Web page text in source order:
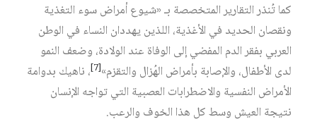
كما تُنذر التقارير المتخصصة بـ «شيوع أمراض سوء التغذية
ونقصان الحديد في الأغذية، اللذين يهددان النساء في الوطن
العربي بفقر الدم المفضي إلى الوفاة عند الولادة، وضعف النمو
لدى الأطفال، والإصابة بأمراض الهُزال والتقزم»[7] ، ناهيك بدوامة
الأمراض النفسية والاضطرابات العصبية التي تواجه الإنسان
نتيجة العيش وسط كل هذا الخوف والرعب.